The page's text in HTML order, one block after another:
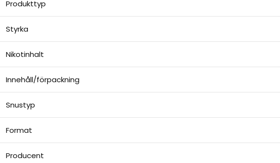
Produkttyp
Styrka
Nikotinhalt
Innehåll/förpackning
Snustyp
Format
Producent